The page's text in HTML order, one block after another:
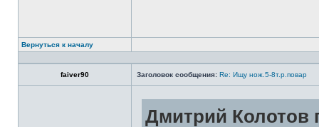
Вернуться к началу
faiver90 Заголовок сообщения: Re: Ищу нож.5-8т.р.повар
Дмитрий Колотов